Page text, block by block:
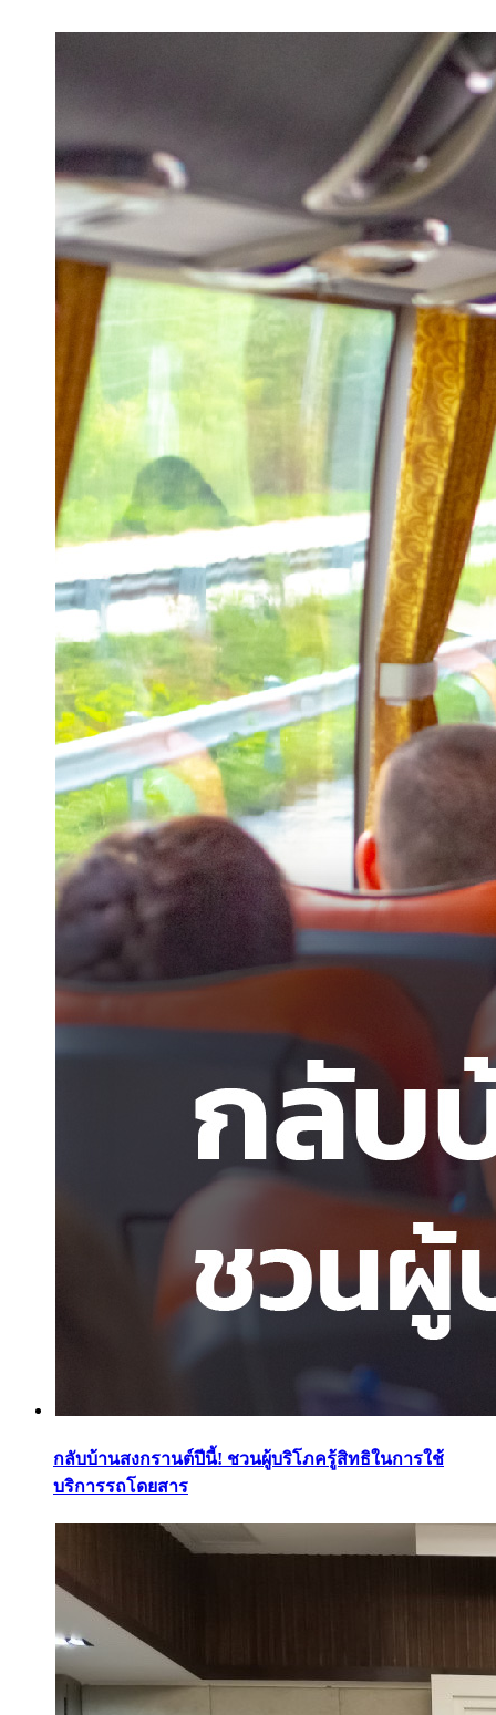
กลับบ้านสงกรานต์ปีนี้! ชวนผู้บริโภครู้สิทธิในการใช้
บริการรถโดยสาร